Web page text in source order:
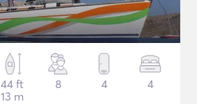
44 ft
13 m
8 4 4